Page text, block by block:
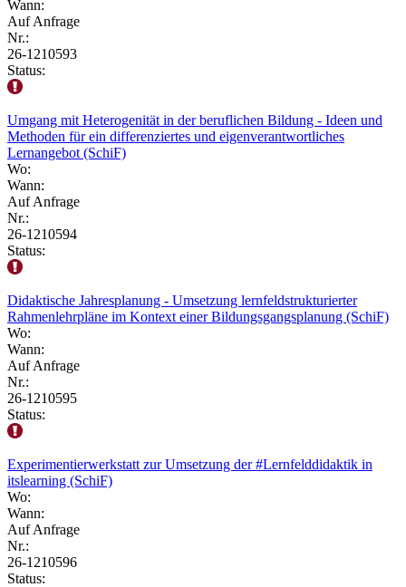
Wann:
Auf Anfrage
Nr.:
26-1210593
Status:
Umgang mit Heterogenität in der beruflichen Bildung - Ideen und
Methoden für ein differenziertes und eigenverantwortliches
Lernangebot (SchiF)
Wo:
Wann:
Auf Anfrage
Nr.:
26-1210594
Status:
Didaktische Jahresplanung - Umsetzung lernfeldstrukturierter
Rahmenlehrpläne im Kontext einer Bildungsgangsplanung (SchiF)
Wo:
Wann:
Auf Anfrage
Nr.:
26-1210595
Status:
Experimentierwerkstatt zur Umsetzung der #Lernfelddidaktik in
itslearning (SchiF)
Wo:
Wann:
Auf Anfrage
Nr.:
26-1210596
Status: